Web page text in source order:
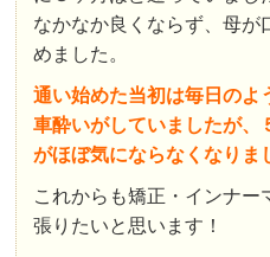
なかなか良くならず、母が
めました。
通い始めた当初は毎日のよ
車酔いがしていましたが、
がほぼ気にならなくなりま
これからも矯正・インナ
張りたいと思います！